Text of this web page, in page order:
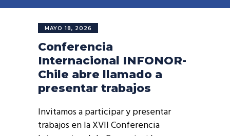
MAYO 18, 2026
Conferencia
Internacional INFONOR-
Chile abre llamado a
presentar trabajos
Invitamos a participar y presentar
trabajos en la XVII Conferencia